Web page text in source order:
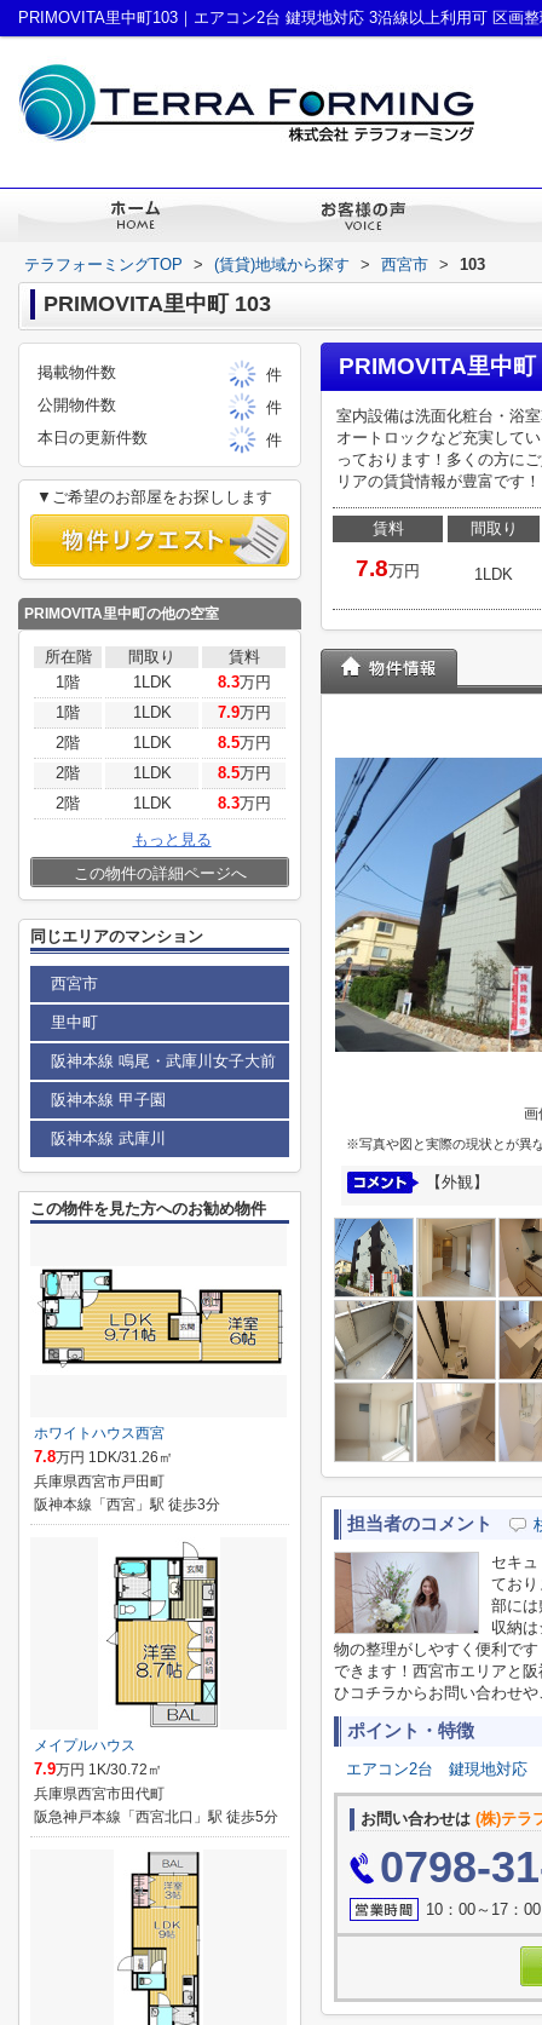
テラフォーミングTOP > (賃貸)地域から探す > 西宮市 > 103
PRIMOVITA里中町 103
PRIMOVITA里中町
室内設備は洗面化粧台・浴
オートロックなど充実して
っております！多くの方に
リアの賃貸情報が豊富です
賃料
7.8万円
間取り
1LDK
画
※写真や図と実際の現状とが異
【外観】
担当者のコメント
セキ
ており
部には
収納
物の整理がしやすく便利で
できます！西宮市エリアと
ひコチラからお問い合わせ
ポイント・特徴
エアコン2台 鍵現地対応
お問い合わせは (株)テラ
0798-
10：00～17：
掲載物件数
件
公開物件数
件
本日の更新件数
件
▼ご希望のお部屋をお探しします
PRIMOVITA里中町の他の空室
所在階 間取り
賃料
1階
1LDK 8.3万円
1階
1LDK 7.9万円
2階
1LDK 8.5万円
2階
1LDK 8.5万円
2階
1LDK 8.3万円
もっと見る
この物件の詳細ページへ
同じエリアのマンション
西宮市
里中町
阪神本線 鳴尾・武庫川女子大前
阪神本線 甲子園
阪神本線 武庫川
この物件を見た方へのお勧め物件
ホワイトハウス西宮
7.8万円 1DK/31.26㎡
兵庫県西宮市戸田町
阪神本線「西宮」駅 徒歩3分
メイプルハウス
7.9万円 1K/30.72㎡
兵庫県西宮市田代町
阪急神戸本線「西宮北口」駅 徒歩5分